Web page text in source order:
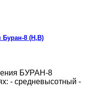
Буран-8 (Н,В)
БУРАН-8
- средневысотный -